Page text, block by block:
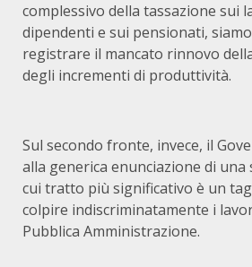
complessivo della tassazione sui
dipendenti e sui pensionati,
registrare il mancato rinnovo
degli incrementi di produttività.
Sul secondo fronte, invece, il
alla generica enunciazione di una
cui tratto più significativo è un
colpire indiscriminatamente i
Pubblica Amministrazione.